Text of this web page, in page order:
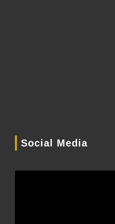
Social Media